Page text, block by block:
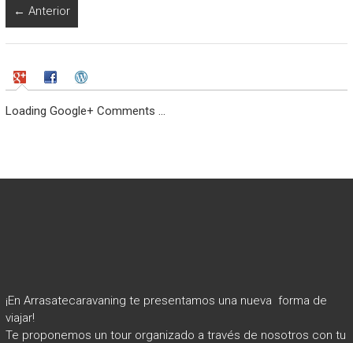
← Anterior
Loading Google+ Comments ...
¡En Arrasatecaravaning te presentamos una nueva forma de
viajar!
Te proponemos un tour organizado a través de nosotros con tu